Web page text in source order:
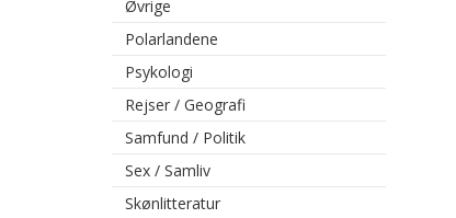
Øvrige
Polarlandene
Psykologi
Rejser / Geografi
Samfund / Politik
Sex / Samliv
Skønlitteratur